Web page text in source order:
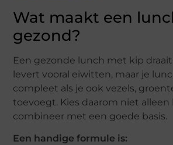
Wat maakt een
gezond?
Een gezonde lunch met kip
levert vooral eiwitten, maar je
compleet als je ook vezels,
toevoegt. Kies daarom niet alleen
combineer met een goede basis.
Een handige formule is: